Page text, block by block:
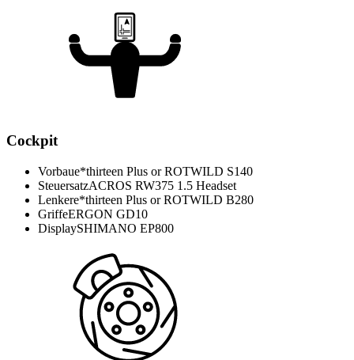
Cockpit
Vorbaue*thirteen Plus or ROTWILD S140
SteuersatzACROS RW375 1.5 Headset
Lenkere*thirteen Plus or ROTWILD B280
GriffeERGON GD10
DisplaySHIMANO EP800